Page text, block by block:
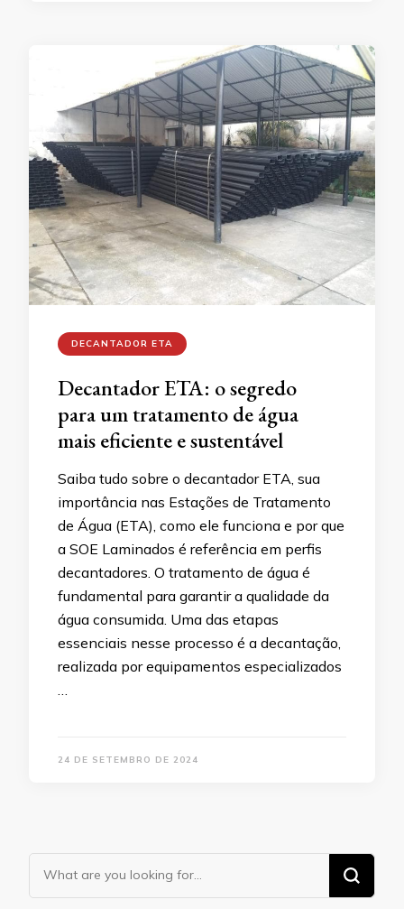
DECANTADOR ETA
Decantador ETA: o segredo
para um tratamento de água
mais eficiente e sustentável
Saiba tudo sobre o decantador ETA, sua
importância nas Estações de Tratamento
de Água (ETA), como ele funciona e por que
a SOE Laminados é referência em perfis
decantadores. O tratamento de água é
fundamental para garantir a qualidade da
água consumida. Uma das etapas
essenciais nesse processo é a decantação,
realizada por equipamentos especializados
…
24 DE SETEMBRO DE 2024
Looking
for